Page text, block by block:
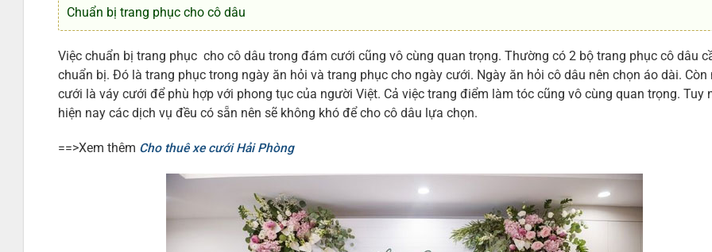
Chuẩn bị trang phục cho cô dâu
Việc chuẩn bị trang phục cho cô dâu trong đám cưới cũng vô cùng quan trọng. Thường có 2 bộ trang phục cô dâu
chuẩn bị. Đó là trang phục trong ngày ăn hỏi và trang phục cho ngày cưới. Ngày ăn hỏi cô dâu nên chọn áo dài. Còn
cưới là váy cưới để phù hợp với phong tục của người Việt. Cả việc trang điểm làm tóc cũng vô cùng quan trọng. Tuy
hiện nay các dịch vụ đều có sẵn nên sẽ không khó để cho cô dâu lựa chọn.
==>Xem thêm Cho thuê xe cưới Hải Phòng